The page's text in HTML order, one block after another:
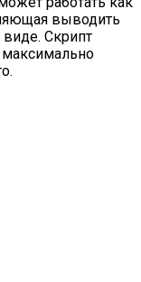
выводить
Скрипт
максимально